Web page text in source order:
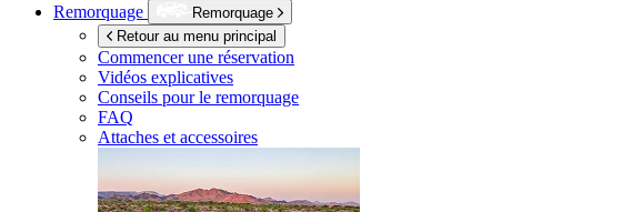
Remorquage
Remorquage
Retour au menu principal
Commencer une réservation
Vidéos explicatives
Conseils pour le remorquage
FAQ
Attaches et accessoires